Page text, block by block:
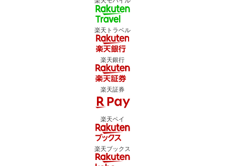
楽天トラベル
楽天銀行
楽天証券
楽天ペイ
楽天ブックス